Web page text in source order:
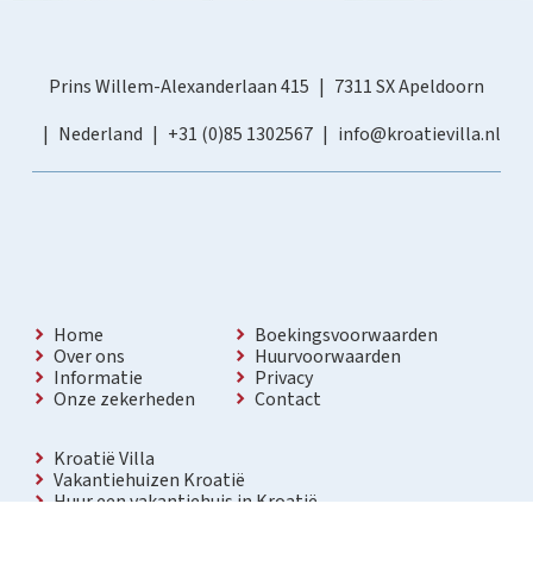
Prins Willem-Alexanderlaan 415
7311 SX Apeldoorn
Nederland
+31 (0)85 1302567 info@kroatievilla.nl
Home
Over ons
Informatie
Onze zekerheden
Boekingsvoorwaarden
Huurvoorwaarden
Privacy
Contact
Kroatië Villa
Vakantiehuizen Kroatië
Huur een vakantiehuis in Kroatië